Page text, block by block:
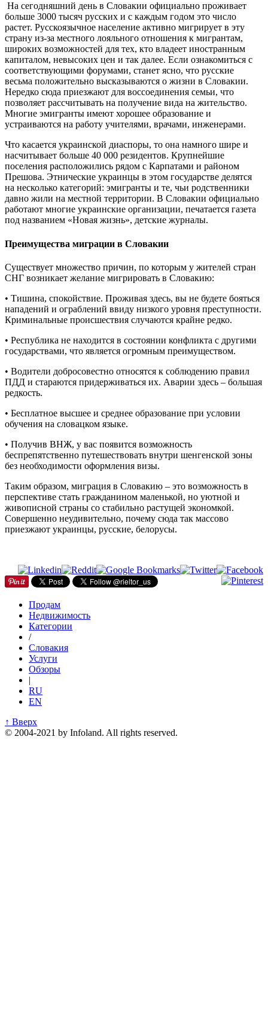
На сегодняшний день в Словакии официально проживает
больше 3000 тысяч русских и с каждым годом это число
растет. Русскоязычное население активно мигрирует в эту
страну из-за местного лояльного отношения к мигрантам,
широких возможностей для тех, кто владеет иностранным
капиталом, невысоких цен и так далее. Если ознакомиться с
соответствующими форумами, станет ясно, что русские
весьма положительно высказываются о жизни в Словакии.
Нередко сюда приезжают для воссоединения семьи, что
позволяет рассчитывать на получение вида на жительство.
Многие эмигранты имеют хорошее образование и
устраиваются на работу учителями, врачами, инженерами.
Что касается украинской диаспоры, то она намного шире и
насчитывает больше 40 000 резидентов. Крупнейшие
поселения расположились рядом с Карпатами и районом
Прешова. Этнические украинцы в этом государстве делятся
на несколько категорий: эмигранты и те, чьи родственники
давно жили на местной территории. В Словакии официально
работают многие украинские организации, печатается газета
под названием «Новая жизнь», детские журналы.
Преимущества миграции в Словакии
Существует множество причин, по которым у жителей стран
СНГ возникает желание мигрировать в Словакию:
• Тишина, спокойствие. Проживая здесь, вы не будете бояться
нападений и ограблений ввиду низкого уровня преступности.
Криминальные происшествия случаются крайне редко.
• Республика не находится в состоянии конфликта с другими
государствами, что является огромным преимуществом.
• Водители добросовестно относятся к соблюдению правил
ПДД и стараются придерживаться их. Аварии здесь – большая
редкость.
• Бесплатное высшее и среднее образование при условии
обучения на словацком языке.
• Получив ВНЖ, у вас появится возможность
беспрепятственно путешествовать внутри шенгенской зоны
без необходимости оформления визы.
Таким образом, миграция в Словакию – это возможность в
перспективе стать гражданином маленькой, но уютной и
живописной страны со стабильно растущей экономкой.
Совершенно неудивительно, почему сюда так массово
приезжают украинцы, русские, белорусы.
Продам
Недвижимость
Категории
/
Словакия
Услуги
Обзоры
|
RU
EN
↑ Вверх
© 2004-2021 by Infoland. All rights reserved.